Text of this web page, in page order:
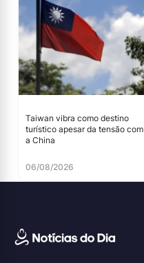
Taiwan vibra como destino
turístico apesar da tensão com
a China
06/08/2026